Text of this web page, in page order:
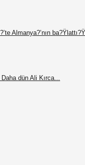
Almanya?’nın
dün Ali Kırca...